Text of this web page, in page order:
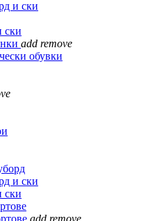
и ски
ски
add remove
обувки
и ски
ски